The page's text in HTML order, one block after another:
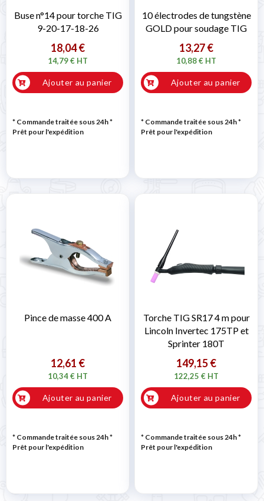
Buse n°14 pour torche TIG
9-20-17-18-26
18,04 €
14,79 € HT
Ajouter au panier
* Commande traitée sous 24h*
Prêt pour l'expédition
10 électrodes de tungstène
GOLD pour soudage TIG
13,27 €
10,88 € HT
Ajouter au panier
* Commande traitée sous 24h*
Prêt pour l'expédition
Pince de masse 400 A
12,61 €
10,34 € HT
Ajouter au panier
* Commande traitée sous 24h*
Prêt pour l'expédition
Torche TIG SR17 4 m pour
Lincoln Invertec 175TP et
Sprinter 180T
149,15 €
122,25 € HT
Ajouter au panier
* Commande traitée sous 24h*
Prêt pour l'expédition